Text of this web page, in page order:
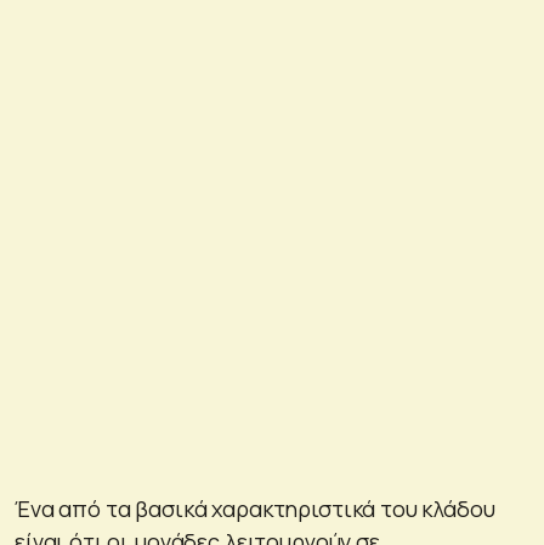
Ένα από τα βασικά χαρακτηριστικά του κλάδου